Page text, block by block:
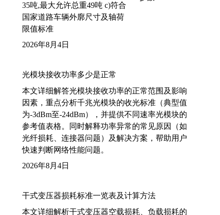
35吨,最大允许总重49吨 c)符合
国家道路车辆外廓尺寸及轴荷
限值标准
2026年8月4日
光模块接收功率多少是正常
本文详细解答光模块接收功率的正常范围及影响
因素，重点分析千兆光模块的收光标准（典型值
为-3dBm至-24dBm），并提供不同速率光模块的
参考值表格。同时解释功率异常的常见原因（如
光纤损耗、连接器问题）及解决方案，帮助用户
快速判断网络性能问题。
2026年8月4日
干式变压器损耗标准一览表及计算方法
本文详细解析干式变压器空载损耗、负载损耗的